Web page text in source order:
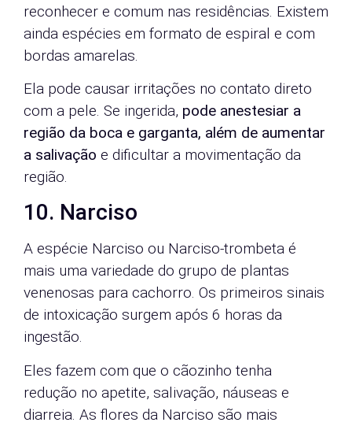
reconhecer e comum nas residências. Existem
ainda espécies em formato de espiral e com
bordas amarelas.
Ela pode causar irritações no contato direto
com a pele. Se ingerida, pode anestesiar a
região da boca e garganta, além de aumentar
a salivação e dificultar a movimentação da
região.
10. Narciso
A espécie Narciso ou Narciso-trombeta é
mais uma variedade do grupo de plantas
venenosas para cachorro. Os primeiros sinais
de intoxicação surgem após 6 horas da
ingestão.
Eles fazem com que o cãozinho tenha
redução no apetite, salivação, náuseas e
diarreia. As flores da Narciso são mais